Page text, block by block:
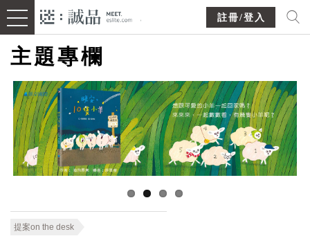
註冊/登入
主題專欄
提案on the desk